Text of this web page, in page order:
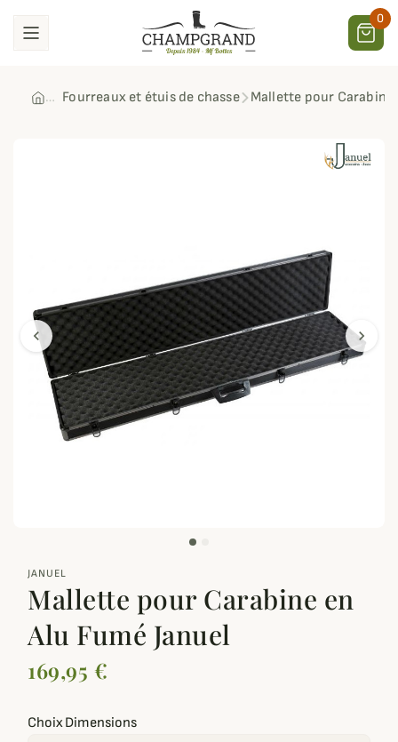
0
Fourreaux et étuis de chasse Mallette pour Carabine
chevron_left
zoom_out_map
chevron_right
JANUEL
Mallette pour Carabine en
Alu Fumé Januel
169,95 €
Choix Dimensions